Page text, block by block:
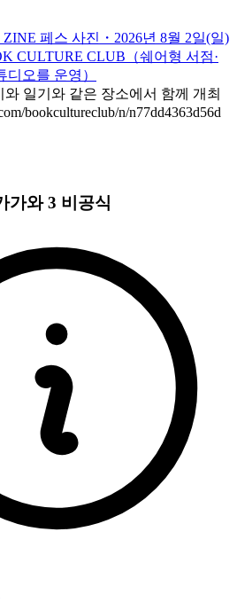
ZINE 페스 사진・2026년 8월 2일(일)
CULTURE CLUB（쉐어형 서점·
디오를 운영）
일기와 같은 장소에서 함께 개최
bookcultureclub/n/n77dd4363d56d
가와 3 비공식